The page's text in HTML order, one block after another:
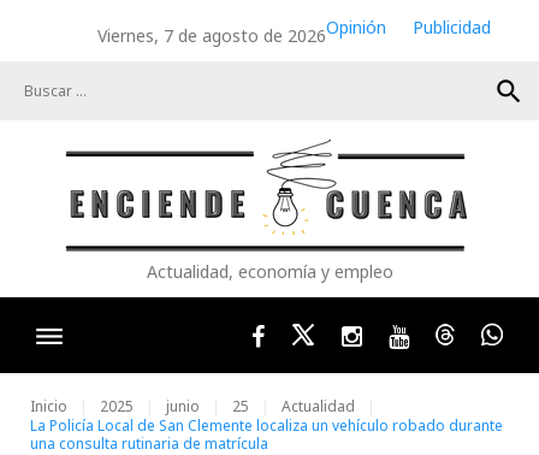
Viernes, 7 de agosto de 2026Opinión
Publicidad
search
Actualidad, economía y empleo
FacebookTwitterInstagram
YoutubeThreads
Inicio 2025 junio 25
Actualidad
La Policía Local de San Clemente localiza un vehículo robado durante
una consulta rutinaria de matrícula